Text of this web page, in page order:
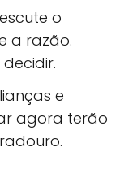
escute o
a razão.
e
agora terão